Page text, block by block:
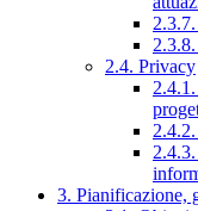
2.4. Privacy
3. Pianificazione,